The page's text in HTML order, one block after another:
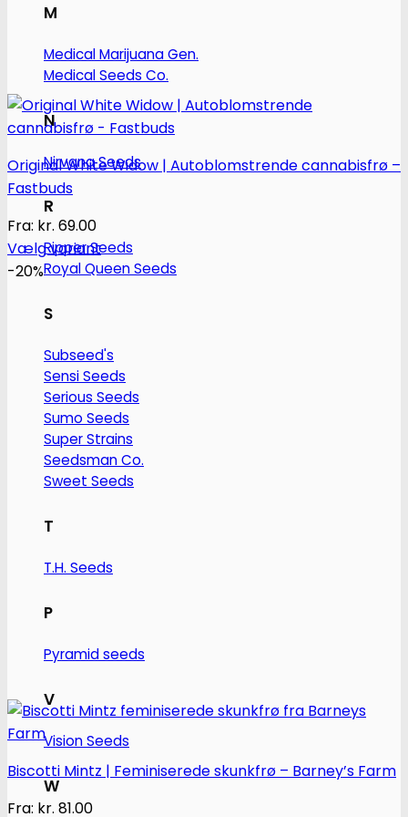
M
Medical Marijuana Gen.
Medical Seeds Co.
N
Nirvana Seeds
R
Ripper Seeds
Royal Queen Seeds
S
Subseed's
Sensi Seeds
Serious Seeds
Sumo Seeds
Super Strains
Seedsman Co.
Sweet Seeds
T
T.H. Seeds
P
Pyramid seeds
V
Vision Seeds
W
Original White Widow | Autoblomstrende cannabisfrø –
Fastbuds
Fra: kr. 69.00
Vælg variant
Dette
varianter.
Mulighederne
vælges
varesiden
-20%
Biscotti Mintz | Feminiserede skunkfrø – Barney’s Farm
Fra: kr. 81.00